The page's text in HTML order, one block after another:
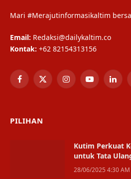
Mari #Merajutinformasikaltim
Email: Redaksi@dailykaltim.co
Kontak: +62 82154313156
Facebook
X
InstagramYouTube
PILIHAN
Kutim Perkuat
untuk Tata
28/06/2025 4:30 AM